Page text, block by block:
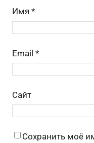
Имя *
Email *
Сайт
Сохранить моё